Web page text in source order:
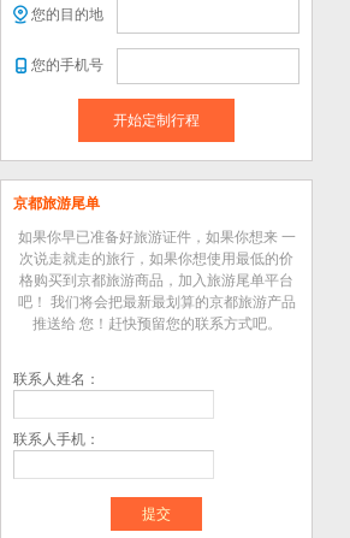
您的目的地
您的手机号
开始定制行程
京都旅游尾单
如果你早已准备好旅游证件，如果你想来 一
次说走就走的旅行，如果你想使用最低的价
格购买到京都旅游商品，加入旅游尾单平台
吧！ 我们将会把最新最划算的京都旅游产品
推送给 您！赶快预留您的联系方式吧。
联系人姓名：
联系人手机：